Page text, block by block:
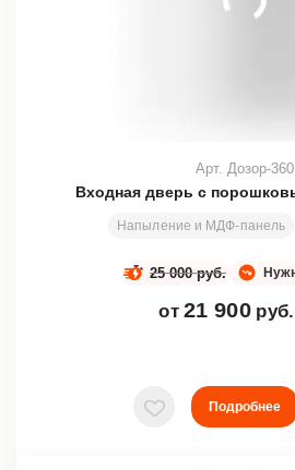
Входная дверь с
Напыление и МДФ-панель
Арт. Дозор-360
25 000 руб.
от 21 900 руб.
В избранное
Подробнее